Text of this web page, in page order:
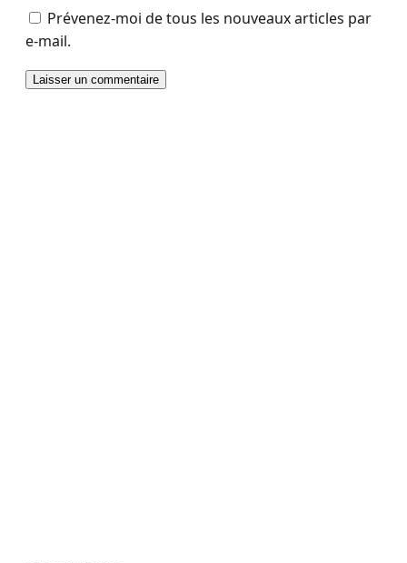
Prévenez-moi de tous les nouveaux articles par
e-mail.